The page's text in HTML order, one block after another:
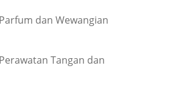
dan Wewangian
Tangan dan